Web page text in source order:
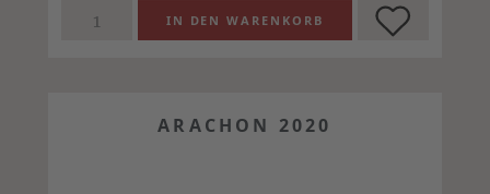
ARACHON 2020